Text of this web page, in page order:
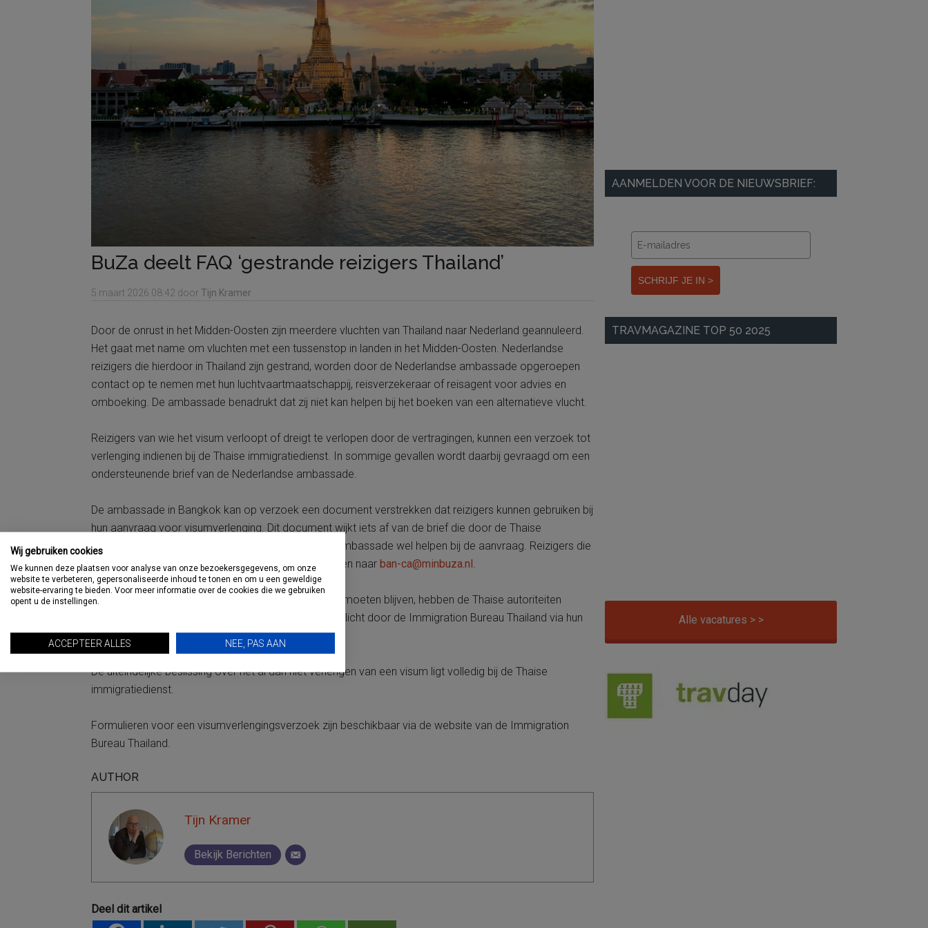
BuZa deelt FAQ ‘gestrande reizigers Thailand’
5 maart 2026 08:42 door Tijn Kramer
Door de onrust in het Midden-Oosten zijn meerdere vluchten van Thailand naar Nederland geannuleerd.
Het gaat met name om vluchten met een tussenstop in landen in het Midden-Oosten. Nederlandse
reizigers die hierdoor in Thailand zijn gestrand, worden door de Nederlandse ambassade opgeroepen
contact op te nemen met hun luchtvaartmaatschappij, reisverzekeraar of reisagent voor advies en
omboeking. De ambassade benadrukt dat zij niet kan helpen bij het boeken van een alternatieve vlucht.
Reizigers van wie het visum verloopt of dreigt te verlopen door de vertragingen, kunnen een verzoek tot
verlenging indienen bij de Thaise immigratiedienst. In sommige gevallen wordt daarbij gevraagd om een
ondersteunende brief van de Nederlandse ambassade.
De ambassade in Bangkok kan op verzoek een document verstrekken dat reizigers kunnen gebruiken bij
hun aanvraag voor visumverlenging. Dit document wijkt iets af van de brief die door de Thaise
autoriteiten wordt genoemd, maar kan volgens de ambassade wel helpen bij de aanvraag. Reizigers die
hiervan gebruik willen maken, kunnen een e-mail sturen naar ban-ca@minbuza.nl.
Voor reizigers die door de situatie langer in Thailand moeten blijven, hebben de Thaise autoriteiten
tijdelijke maatregelen aangekondigd. Deze zijn toegelicht door de Immigration Bureau Thailand via hun
Facebookpagina.
De uiteindelijke beslissing over het al dan niet verlengen van een visum ligt volledig bij de Thaise
immigratiedienst.
Formulieren voor een visumverlengingsverzoek zijn beschikbaar via de website van de Immigration
Bureau Thailand.
AUTHOR
Tijn Kramer
Bekijk Berichten
Deel dit artikel
AANMELDEN VOOR DE NIEUWSBRIEF:
SCHRIJF JE IN >
TRAVMAGAZINE TOP 50 2025
Alle vacatures > >
Wij gebruiken cookies
We kunnen deze plaatsen voor analyse van onze bezoekersgegevens, om onze
website te verbeteren, gepersonaliseerde inhoud te tonen en om u een geweldige
website-ervaring te bieden. Voor meer informatie over de cookies die we gebruiken
opent u de instellingen.
ACCEPTEER ALLES NEE, PAS AAN